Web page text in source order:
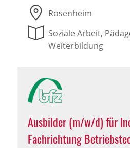
Rosenheim
Soziale Arbeit,
Weiterbildung
Ausbilder (m/w/d) für
Fachrichtung